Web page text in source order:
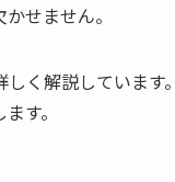
せません。
く解説していま
す。